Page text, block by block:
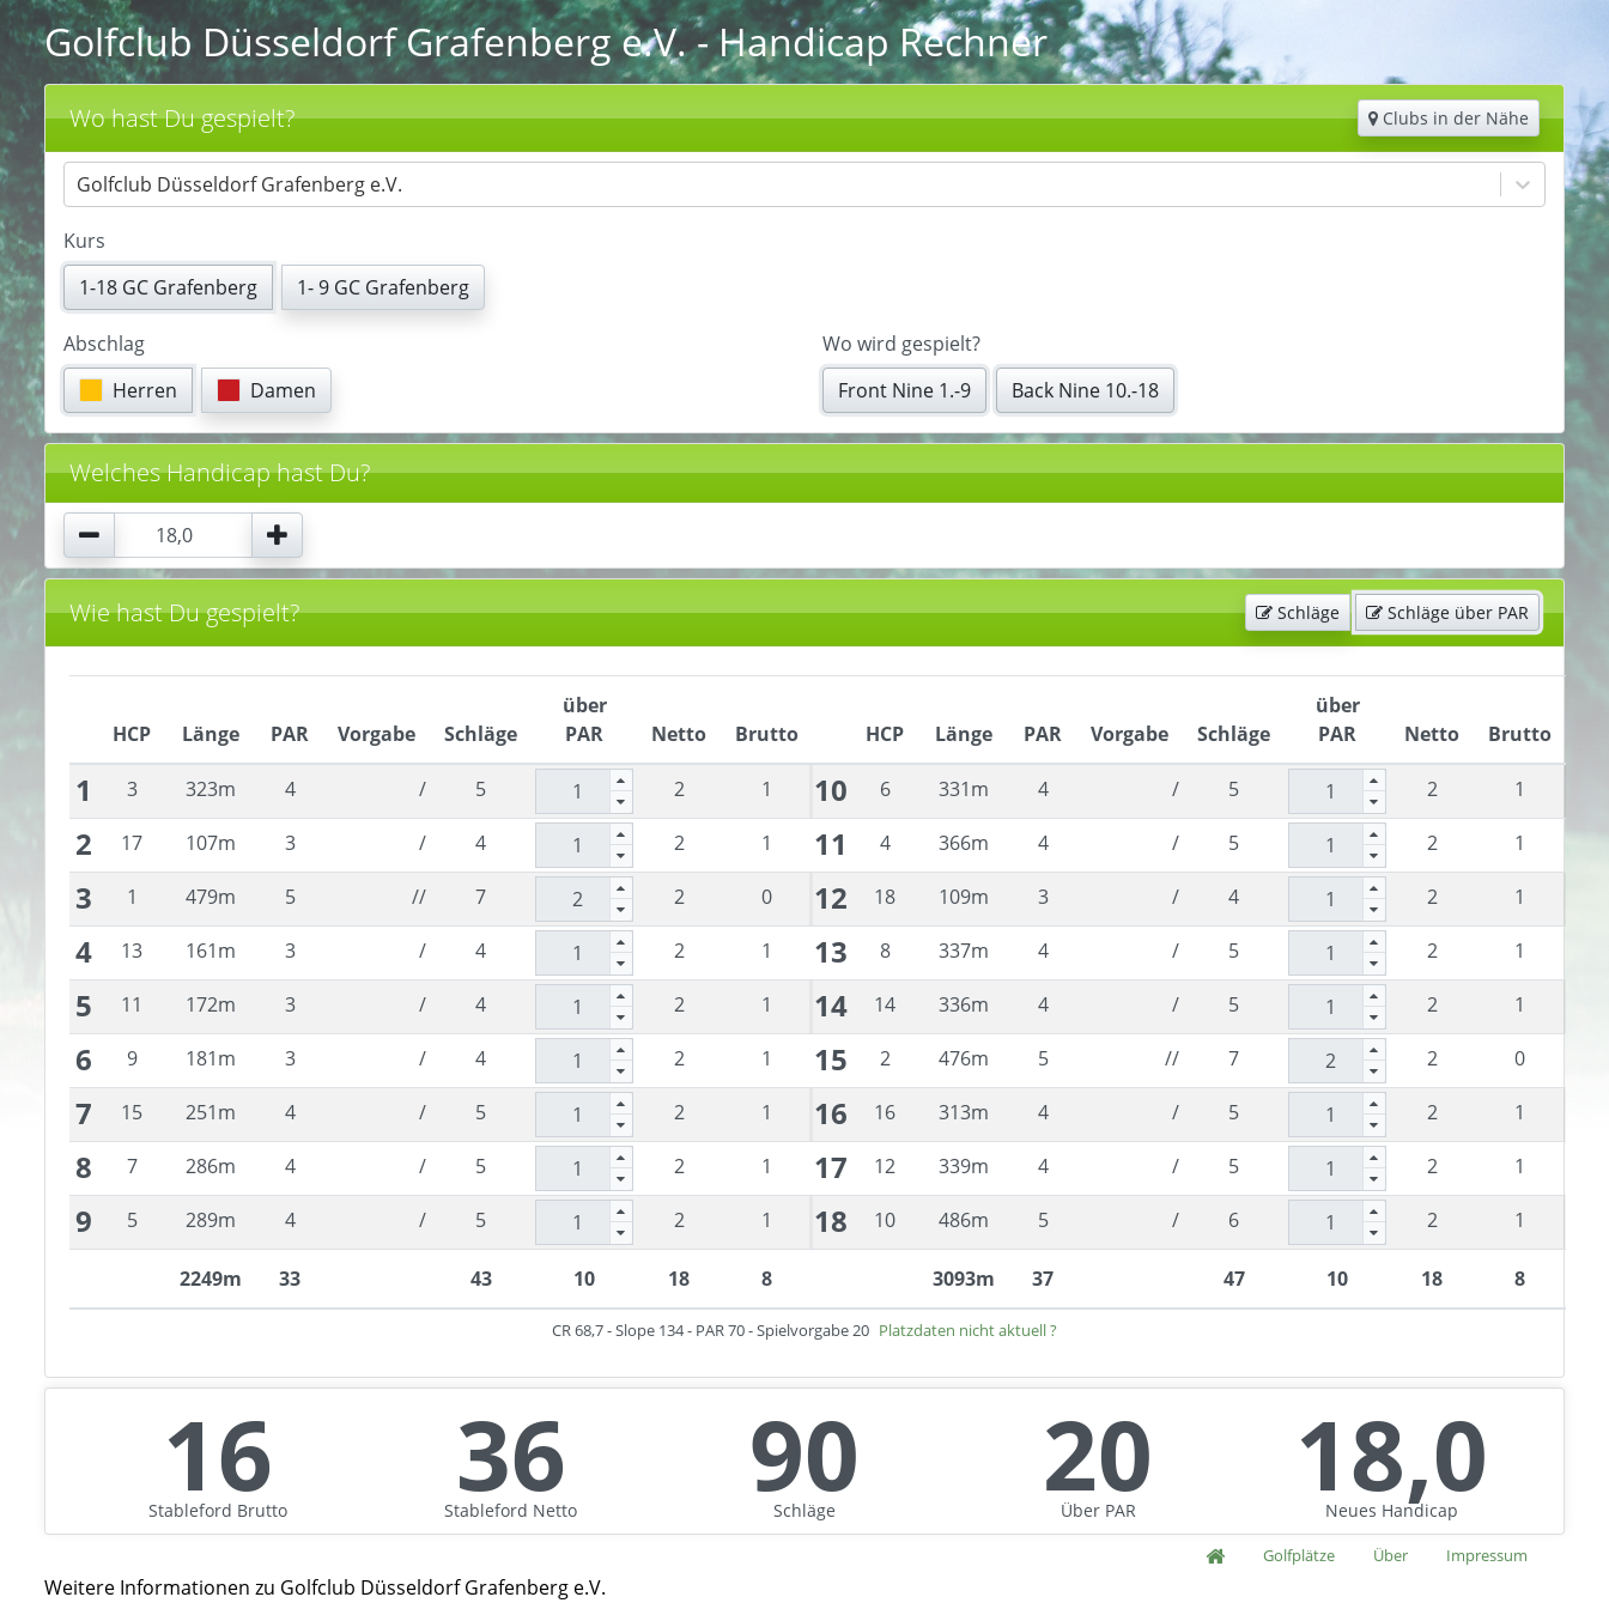
Golfclub Düsseldorf Grafenberg e.V.- Handicap Rechner
Wo hast Du gespielt? Clubs in der Nähe
Golfclub Düsseldorf Grafenberg e.V.
Kurs
1-18 GC Grafenberg
1- 9 GC Grafenberg
Abschlag
Herren
Damen
Wo wird gespielt?
Front Nine 1.-9
Back Nine 10.-18
Welches Handicap hast Du?
Wie hast Du gespielt? Schläge Schläge über PAR
HCP Länge PAR Vorgabe Schläge
über
PAR
Netto Brutto
1 3 323m 4 / 5 2 1
2 17 107m 3 / 4 2 1
3 1 479m 5 // 7 2 0
4 13 161m 3 / 4 2 1
5 11 172m 3 / 4 2 1
6 9 181m 3 / 4 2 1
7 15 251m 4 / 5 2 1
8 7 286m 4 / 5 2 1
9 5 289m 4 / 5 2 1
2249m 33 43 10 18 8
HCP Länge PAR Vorgabe Schläge
über
PAR
Netto Brutto
10 6 331m 4 / 5 2 1
11 4 366m 4 / 5 2 1
12 18 109m 3 / 4 2 1
13 8 337m 4 / 5 2 1
14 14 336m 4 / 5 2 1
15 2 476m 5 // 7 2 0
16 16 313m 4 / 5 2 1
17 12 339m 4 / 5 2 1
18 10 486m 5 / 6 2 1
3093m 37 47 10 18 8
CR68,7- Slope 134- PAR70- Spielvorgabe20 Platzdaten nicht aktuell ?
16
Stableford Brutto 36
Stableford Netto 90
Schläge 20
Über PAR 18,0
Neues Handicap
Golfplätze Über Impressum
Weitere Informationen zu Golfclub Düsseldorf Grafenberg e.V.